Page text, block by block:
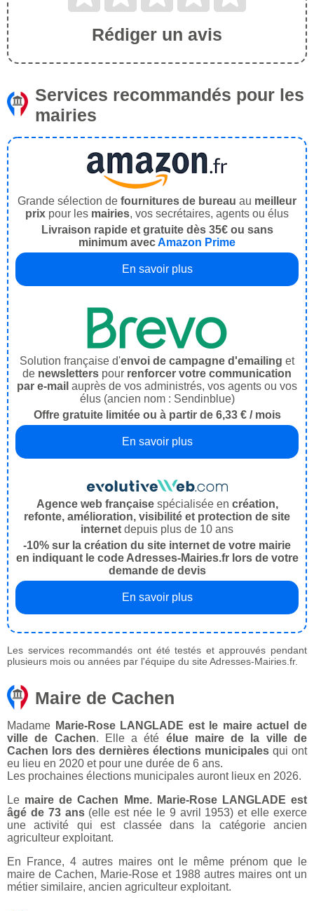
Rédiger un avis
Services recommandés pour les
mairies
Grande sélection de fournitures de bureau au meilleur
prix pour les mairies, vos secrétaires, agents ou élus
Livraison rapide et gratuite dès 35€ ou sans
minimum avecAmazon Prime
En savoir plus
Solution française d'envoi de campagne d'emailing et
de newsletters pour renforcer votre communication
par e-mail auprès de vos administrés, vos agents ou vos
élus (ancien nom : Sendinblue)
Offre gratuite limitée ou à partir de 6,33 € / mois
En savoir plus
Agence web françaisespécialisée en création,
refonte, amélioration, visibilité et protection de site
internet depuis plus de 10 ans
-10% sur la création du site internet de votre mairie
en indiquant le code Adresses-Mairies.fr lors de votre
demande de devis
En savoir plus
Les services recommandés ont été testés et approuvés pendant
plusieurs mois ou années par l'équipe du site Adresses-Mairies.fr.
Maire de Cachen
Madame Marie-Rose LANGLADE est le maire actuel de
ville de Cachen. Elle a été élue maire de la ville de
Cachen lors des dernières élections municipales qui ont
eu lieu en 2020 et pour une durée de 6 ans.
Les prochaines élections municipales auront lieux en 2026.
Le maire de Cachen Mme. Marie-Rose LANGLADE est
âgé de 73 ans(elle est née le 9 avril 1953) et elle exerce
une activité qui est classée dans la catégorie ancien
agriculteur exploitant.
En France, 4 autres maires ont le même prénom que le
maire de Cachen, Marie-Rose et 1988 autres maires ont un
métier similaire, ancien agriculteur exploitant.